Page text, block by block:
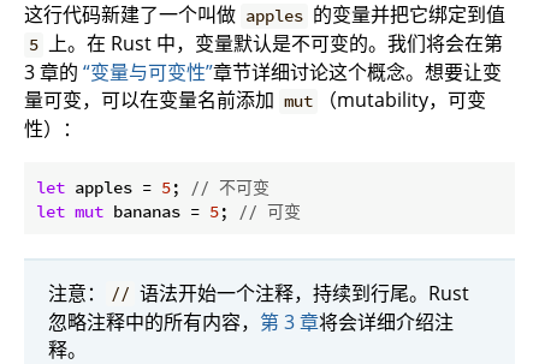
这行代码新建了一个叫做 apples 的变量并把它绑定到值
5 上。在 Rust 中，变量默认是不可变的。我们将会在第
3 章的 “变量与可变性”章节详细讨论这个概念。想要让变
量可变，可以在变量名前添加 mut
（mutability，可变
性）：
let apples = 5;
// 不可变
let mut bananas = 5; // 可变
注意： // 语法开始一个注释，持续到行尾。Rust
忽略注释中的所有内容， 第 3 章将会详细介绍注
释。